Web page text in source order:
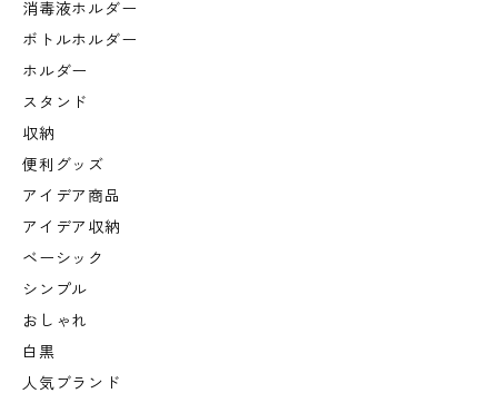
消毒液ホルダー
ボトルホルダー
ホルダー
スタンド
収納
便利グッズ
アイデア商品
アイデア収納
ベーシック
シンプル
おしゃれ
白黒
人気ブランド